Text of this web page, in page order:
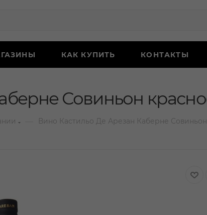
КАК КУПИТЬ КОНТАКТЫ
Совиньон
Вино Кастильо Де Арезан Каберне Совиньон